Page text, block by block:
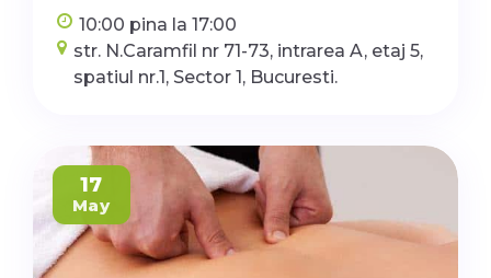
10:00 pina la 17:00
str. N.Caramfil nr 71-73, intrarea A, etaj 5,
spatiul nr.1, Sector 1, Bucuresti.
17
May